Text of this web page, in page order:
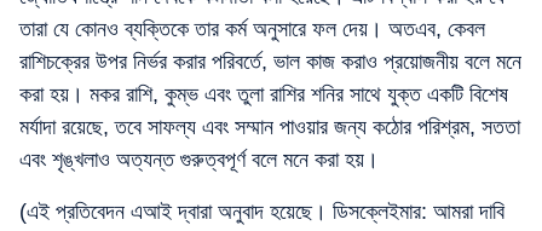
তারা যে কোনও ব্যক্তিকে তার কর্ম অনুসারে ফল দেয়। অতএব, কেবল
রাশিচক্রের উপর নির্ভর করার পরিবর্তে, ভাল কাজ করাও প্রয়োজনীয় বলে মনে
করা হয়। মকর রাশি, কুম্ভ এবং তুলা রাশির শনির সাথে যুক্ত একটি বিশেষ
মর্যাদা রয়েছে, তবে সাফল্য এবং সম্মান পাওয়ার জন্য কঠোর পরিশ্রম, সততা
এবং শৃঙ্খলাও অত্যন্ত গুরুত্বপূর্ণ বলে মনে করা হয়।
(এই প্রতিবেদন এআই দ্বারা অনুবাদ হয়েছে। ডিসক্লেইমার: আমরা দাবি